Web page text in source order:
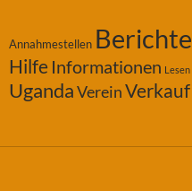
Annahmestellen Berichte
Hilfe Informationen Lesen
UgandaVereinVerkauf